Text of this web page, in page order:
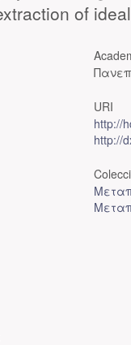
of
URI
http://
http://